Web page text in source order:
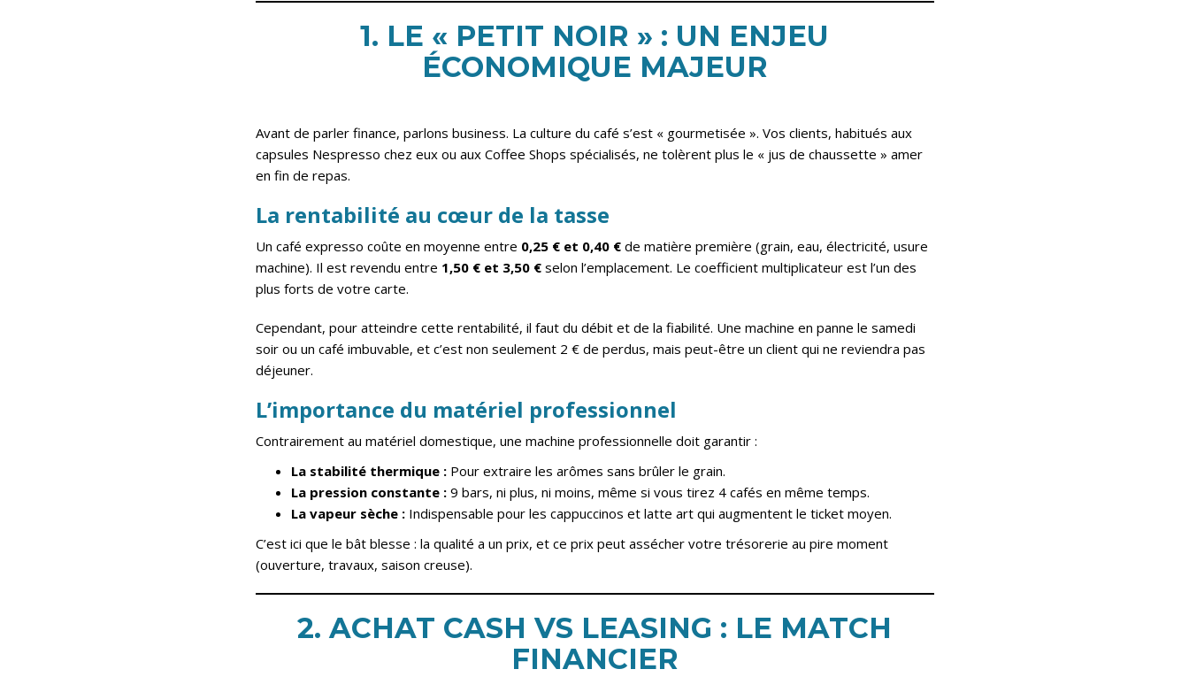
1. LE « PETIT NOIR » : UN ENJEU
ÉCONOMIQUE MAJEUR
Avant de parler finance, parlons business. La culture du café s’est « gourmetisée ». Vos clients, habitués aux
capsules Nespresso chez eux ou aux Coffee Shops spécialisés, ne tolèrent plus le « jus de chaussette » amer
en fin de repas.
La rentabilité au cœur de la tasse
Un café expresso coûte en moyenne entre 0,25 € et 0,40 €de matière première (grain, eau, électricité, usure
machine). Il est revendu entre 1,50 € et 3,50 €selon l’emplacement. Le coefficient multiplicateur est l’un des
plus forts de votre carte.
Cependant, pour atteindre cette rentabilité, il faut du débit et de la fiabilité. Une machine en panne le samedi
soir ou un café imbuvable, et c’est non seulement 2 € de perdus, mais peut-être un client qui ne reviendra pas
déjeuner.
L’importance du matériel professionnel
Contrairement au matériel domestique, une machine professionnelle doit garantir :
La stabilité thermique :Pour extraire les arômes sans brûler le grain.
La pression constante :9 bars, ni plus, ni moins, même si vous tirez 4 cafés en même temps.
La vapeur sèche :Indispensable pour les cappuccinos et latte art qui augmentent le ticket moyen.
C’est ici que le bât blesse : la qualité a un prix, et ce prix peut assécher votre trésorerie au pire moment
(ouverture, travaux, saison creuse).
2. ACHAT CASH VS LEASING : LE MATCH
FINANCIER